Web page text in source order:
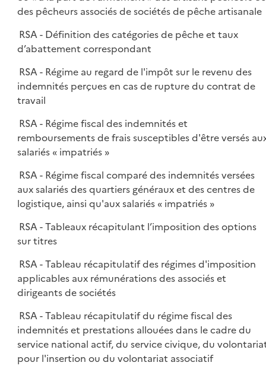
des pêcheurs associés de sociétés de pêche artisanale
RSA - Définition des catégories de pêche et taux
d’abattement correspondant
RSA - Régime au regard de l'impôt sur le revenu des
indemnités perçues en cas de rupture du contrat de
travail
RSA - Régime fiscal des indemnités et
remboursements de frais susceptibles d'être versés
salariés « impatriés »
RSA - Régime fiscal comparé des indemnités versées
aux salariés des quartiers généraux et des centres de
logistique, ainsi qu'aux salariés « impatriés »
RSA - Tableaux récapitulant l’imposition des options
sur titres
RSA - Tableau récapitulatif des régimes d'imposition
applicables aux rémunérations des associés et
dirigeants de sociétés
RSA - Tableau récapitulatif du régime fiscal des
indemnités et prestations allouées dans le cadre du
service national actif, du service civique, du
pour l'insertion ou du volontariat associatif